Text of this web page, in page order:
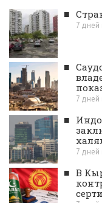
■
7 дней
■
7 дней
■
7 дней
■ В